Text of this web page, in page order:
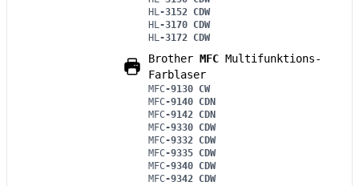
HL-3152 CDW
HL-3170 CDW
HL-3172 CDW
Brother MFC Multifunktions-
Farblaser
MFC-9130 CW
MFC-9140 CDN
MFC-9142 CDN
MFC-9330 CDW
MFC-9332 CDW
MFC-9335 CDW
MFC-9340 CDW
MFC-9342 CDW